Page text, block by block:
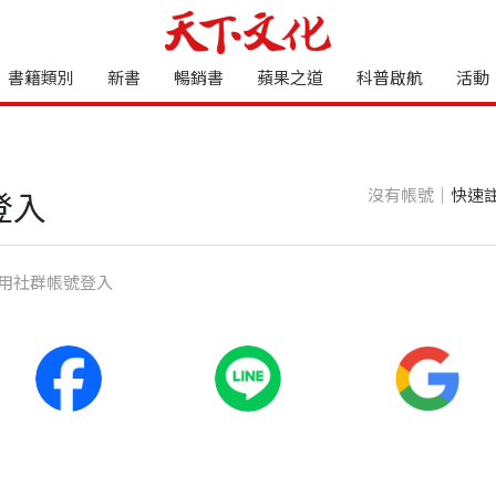
書籍類別 新書 暢銷書 蘋果之道 科普啟航 活動
入 沒有帳號｜ 快速
社群帳號登入